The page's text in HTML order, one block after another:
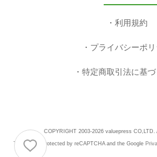
利用規約
プライバシーポ
特定商取引法に基
COPYRIGHT 2003-2026 valuepress
This site is protected by reCAPTCHA and the Google